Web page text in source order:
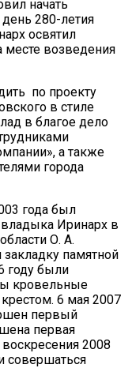
начать
280-летия
освятил
месте возведения
по проекту
в стиле
в благое дело
а также
города
года был
владыка Иринарх в
О. А.
памятной
году были
кровельные
6 мая 2007
первый
первая
2008
совершаться